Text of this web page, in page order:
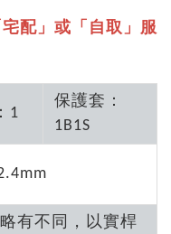
配」或「自取」服
1
保護套：
1B1S
有不同，以實桿